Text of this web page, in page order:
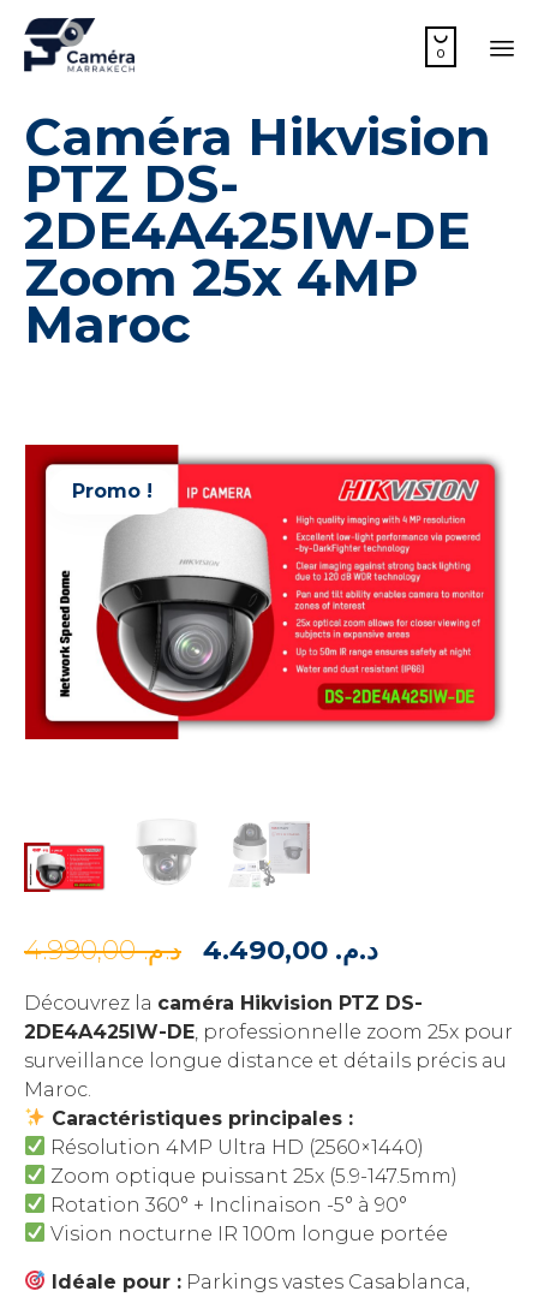

0
Caméra Hikvision
PTZ DS-
2DE4A425IW-DE
Zoom 25x 4MP
Maroc
Promo !
د.م.4.990,00
Le
prix
initial
était :
د.م.Le
prix
actuel
est :
Découvrez la caméra Hikvision PTZ DS-
2DE4A425IW-DE, professionnelle zoom 25x pour
surveillance longue distance et détails précis au
Maroc.
Caractéristiques principales :
Résolution 4MP Ultra HD (2560×1440)
Zoom optique puissant 25x (5.9-147.5mm)
Rotation 360° + Inclinaison -5° à 90°
Vision nocturne IR 100m longue portée
Idéale pour : Parkings vastes Casablanca,